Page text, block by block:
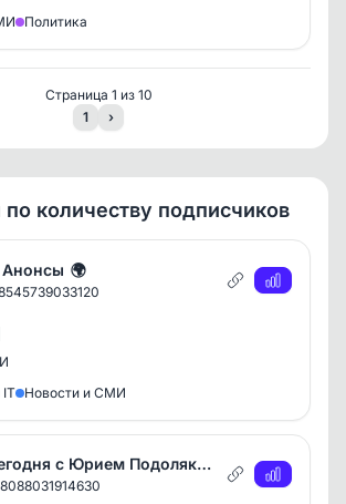
Политика
Страница 1 из 10
1
›
количеству подписчиков
Анонсы 🌍
IT
Новости и СМИ
Мир сегодня с Юрием Подолякой A+ 🌍